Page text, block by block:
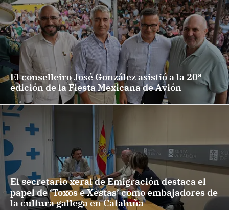
El conselleiro José González asistió a la 20ª
edición de la Fiesta Mexicana de Avión
El secretario xeral de Emigración destaca el
papel de ‘Toxos e Xestas’ como embajadores de
la cultura gallega en Cataluña